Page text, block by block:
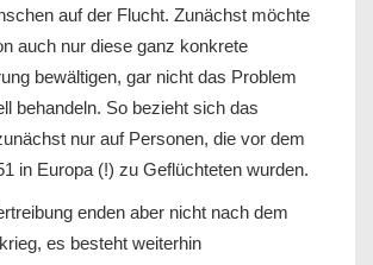
auf der Flucht. Zunächst möchte
auch nur diese ganz konkrete
bewältigen, gar nicht das Problem
behandeln. So bezieht sich das
nur auf Personen, die vor dem
in Europa (!) zu Geflüchteten wurden.
enden aber nicht nach dem
es besteht weiterhin